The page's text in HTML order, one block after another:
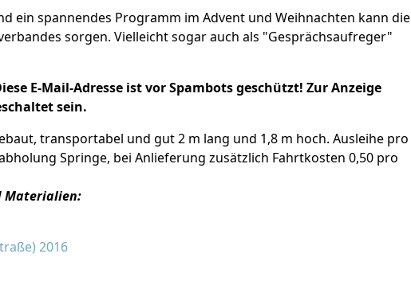
ein spannendes Programm im Advent und Weihnachten kann die
sorgen. Vielleicht sogar auch als "Gesprächsaufreger"
E-Mail-Adresse ist vor Spambots geschützt! Zur Anzeige
sein.
transportabel und gut 2 m lang und 1,8 m hoch. Ausleihe pro
Springe, bei Anlieferung zusätzlich Fahrtkosten 0,50 pro
Materialien:
2016